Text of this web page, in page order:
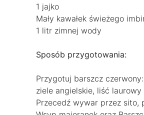
1 jajko
Mały kawałek świeżego
1 litr zimnej wody
Sposób przygotowania:
Przygotuj barszcz
ziele angielskie, liść
Przecedź wywar przez sito,